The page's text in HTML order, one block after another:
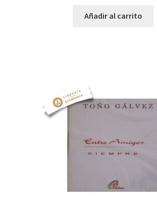
Añadir al carrito